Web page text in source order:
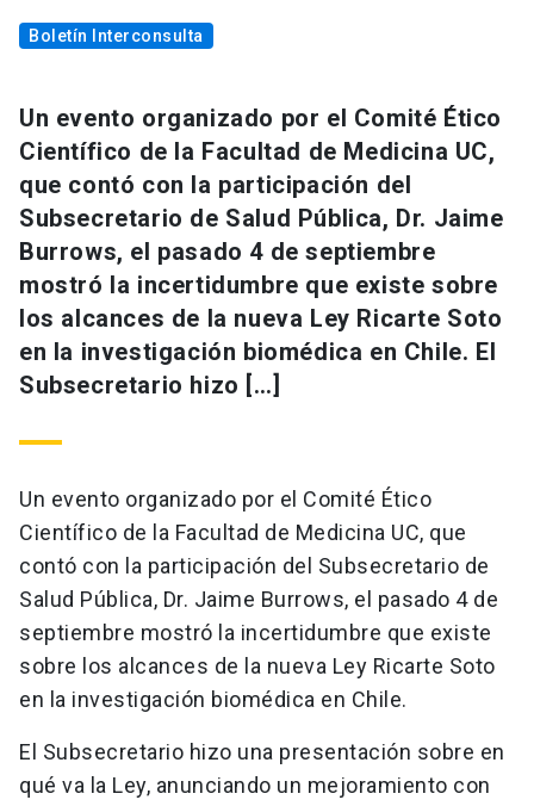
Boletín Interconsulta
Un evento organizado por el Comité Ético
Científico de la Facultad de Medicina UC,
que contó con la participación del
Subsecretario de Salud Pública, Dr. Jaime
Burrows, el pasado 4 de septiembre
mostró la incertidumbre que existe sobre
los alcances de la nueva Ley Ricarte Soto
en la investigación biomédica en Chile. El
Subsecretario hizo […]
Un evento organizado por el Comité Ético
Científico de la Facultad de Medicina UC, que
contó con la participación del Subsecretario de
Salud Pública, Dr. Jaime Burrows, el pasado 4 de
septiembre mostró la incertidumbre que existe
sobre los alcances de la nueva Ley Ricarte Soto
en la investigación biomédica en Chile.
El Subsecretario hizo una presentación sobre en
qué va la Ley, anunciando un mejoramiento con